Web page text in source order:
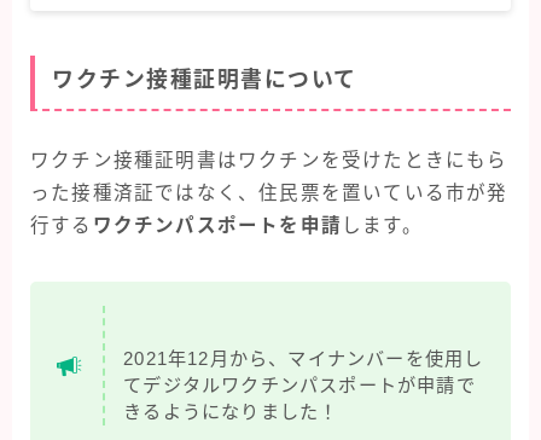
ワクチン接種証明書について
ワクチン接種証明書はワクチンを受けたときにもら
った接種済証ではなく、住民票を置いている市が発
行する ワクチンパスポートを申請 します。
2021年12月から、マイナンバーを使用し
てデジタルワクチンパスポートが申請で
きるようになりました！